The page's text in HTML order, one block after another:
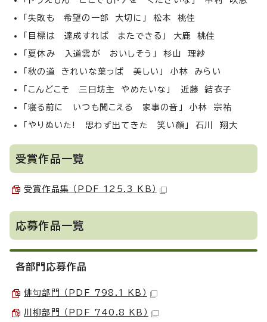
「失敗も 希望の一部 大切に」 松本 桃佳
「目標は 達成すれば またできる」 大鹿 桃佳
「夏休み 入道雲が おいしそう」 杉山 理紗
「秋の道 きれいな葉っぱ 美しい」 小林 みらい
「こんどこそ 三日坊主 やめたいな」 近藤 結衣子
「寝る前に いつも聞こえる 家事の音」 小林 宗祐
「やりぬいた! 思わず出てきた 笑い顔」 石川 翔大
受賞作品一覧
受賞作品集 （PDF 125.3 KB）
応募作品一覧
各部門応募作品
俳句部門 （PDF 798.1 KB）
川柳部門 （PDF 740.8 KB）